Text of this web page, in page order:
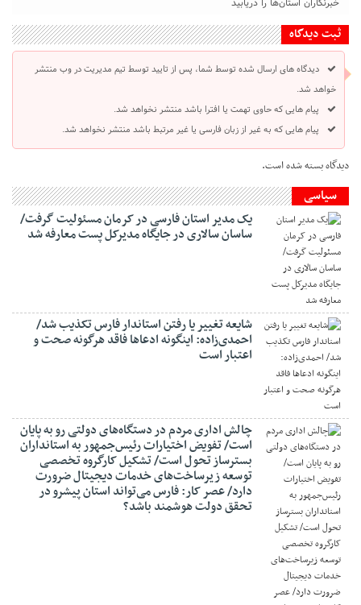
خبرنگاران استان‌ها را دریابید
ثبت دیدگاه
دیدگاه های ارسال شده توسط شما، پس از تایید توسط تیم مدیریت در وب منتشر
خواهد شد.
پیام هایی که حاوی تهمت یا افترا باشد منتشر نخواهد شد.
پیام هایی که به غیر از زبان فارسی یا غیر مرتبط باشد منتشر نخواهد شد.
دیدگاه بسته شده است.
سیاسی
یک مدیر استان فارسی در کرمان مسئولیت گرفت/
ساسان سالاری در جایگاه مدیرکل پست معارفه شد
شایعه تغییر یا رفتن استاندار فارس تکذیب شد/
احمدی‌زاده: اینگونه ادعاها فاقد هرگونه صحت و
اعتبار است
چالش اداری مردم در دستگاه‌های دولتی رو به پایان
است/ تفویض اختیارات رئیس‌جمهور به استانداران
بسترساز تحول است/ تشکیل کارگروه تخصصی
توسعه زیرساخت‌های خدمات دیجیتال ضرورت
دارد/ عصر کار: فارس می‌تواند استان پیشرو در
تحقق دولت هوشمند باشد؟